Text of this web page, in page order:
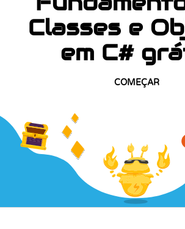
Classes e
em C#
COMEÇAR